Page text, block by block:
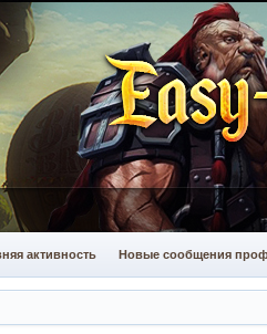
активность Новые сообщения